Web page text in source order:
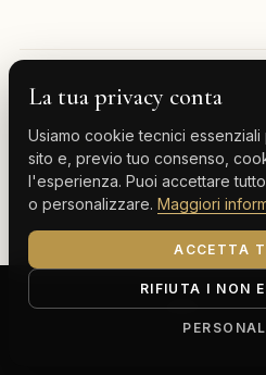
— ESPLORA PER
Milano Cervinia
Monte
Corso Buenos Aires 64,
La tua privacy conta
Usiamo cookie tecnici
sito e, previo tuo consenso,
l'esperienza. Puoi accettare
o personalizzare. Maggiori
ACCETTA
RIFIUTA I NON